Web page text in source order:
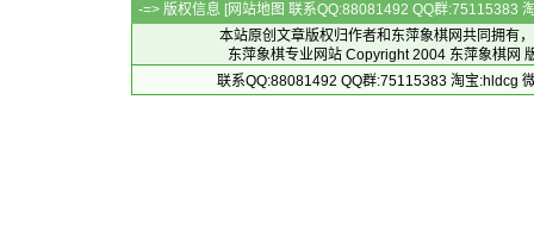
-=> 版权信息 [网站地图 联系QQ:88081492 QQ群:75115383
本站原创文章版权归作者和 东萍象棋网共同拥有
东萍象棋专业网站 Copyright 2004 东萍象棋网
联系QQ:88081492 QQ群:75115383 淘宝:hldcg